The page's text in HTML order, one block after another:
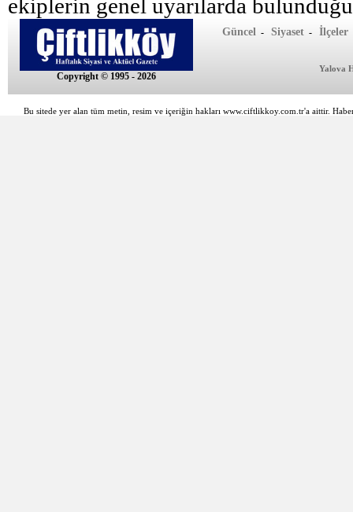
ekiplerin genel uyarılarda
Copyright © 1995 - 2026
Güncel -Siyaset -İlçeler
Yalova
Bu sitede yer alan tüm metin, resim ve içeriğin hakları www.ciftlikkoy.com.tr'a aittir.